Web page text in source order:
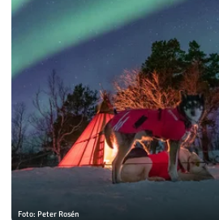
Foto: Peter Rosén